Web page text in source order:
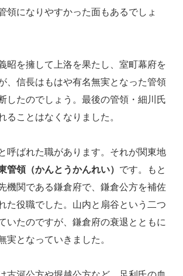
領になりやすかった面もあるでしょ
昭を擁して上洛を果たし、室町幕府を
、信長はもはや有名無実となった管領
したのでしょう。最後の管領・細川氏
ることはなくなりました。
呼ばれた職があります。それが関東地
管領（かんとうかんれい） です。もと
機関である鎌倉府で、鎌倉公方を補佐
た役職でした。山内と扇谷という二つ
いたのですが、鎌倉府の衰退とともに
実となっていきました。